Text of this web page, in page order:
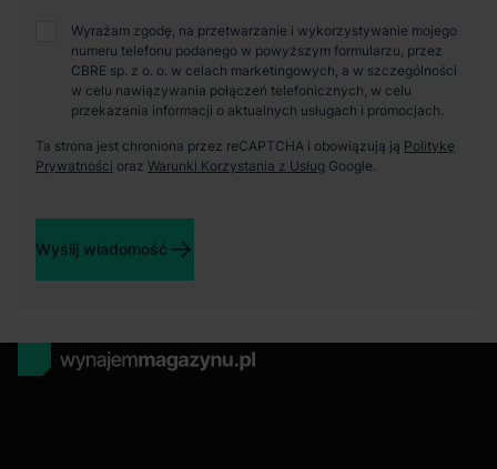
Wyrażam zgodę, na przetwarzanie i wykorzystywanie mojego
numeru telefonu podanego w powyższym formularzu, przez
CBRE sp. z o. o. w celach marketingowych, a w szczególności
w celu nawiązywania połączeń telefonicznych, w celu
przekazania informacji o aktualnych usługach i promocjach.
Ta strona jest chroniona przez reCAPTCHA i obowiązują ją Politykę
Prywatności oraz Warunki Korzystania z Usług Google.
Wyślij wiadomość